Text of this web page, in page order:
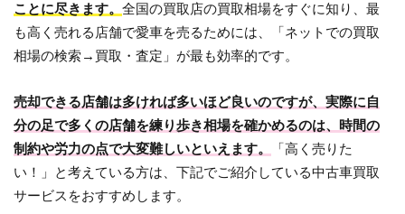
ことに尽きます。全国の買取店の買取相場をすぐに知り、最
も高く売れる店舗で愛車を売るためには、「ネットでの買取
相場の検索→買取・査定」が最も効率的です。
売却できる店舗は多ければ多いほど良いのですが、実際に自
分の足で多くの店舗を練り歩き相場を確かめるのは、時間の
制約や労力の点で大変難しいといえます。
「高く売りた
い！」と考えている方は、下記でご紹介している中古車買取
サービスをおすすめします。